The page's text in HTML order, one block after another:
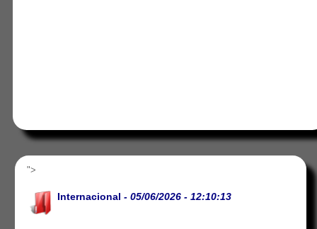
">
Internacional - 05/06/2026 - 12:10:13